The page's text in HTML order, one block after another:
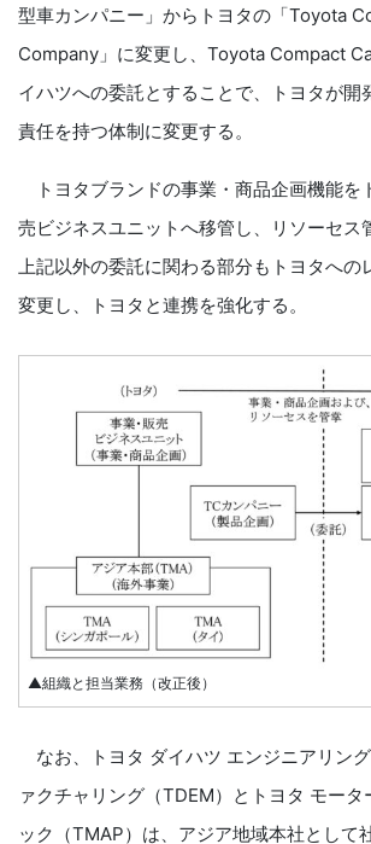
型車カンパニー」からトヨタの「Toyota
Company」に変更し、Toyota Compact
イハツへの委託とすることで、トヨタが開
責任を持つ体制に変更する。
トヨタブランドの事業・商品企画機能を
売ビジネスユニットへ移管し、リソーセス
上記以外の委託に関わる部分もトヨタへの
変更し、トヨタと連携を強化する。
▲組織と担当業務（改正後）
なお、トヨタ ダイハツ エンジニアリン
ァクチャリング（TDEM）とトヨタ モータ
ック（TMAP）は、アジア地域本社として